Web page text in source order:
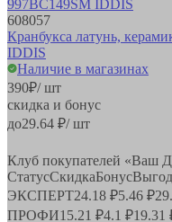
608057
Кранбукса латунь,
IDDIS
Наличие в магазинах
390₽/ шт
скидка и бонус
до29.64 ₽/ шт
Клуб покупателей «Ваш
СтатусСкидкаБонус
ЭКСПЕРТ24.18 ₽5.46 ₽
ПРОФИ15.21 ₽4.1 ₽19.31